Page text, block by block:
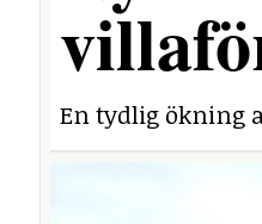
En tydlig ökning